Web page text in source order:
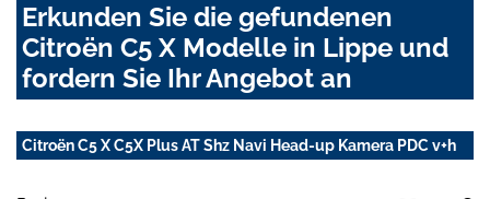
Erkunden Sie die gefundenen
Citroën C5 X Modelle in Lippe und
fordern Sie Ihr Angebot an
Citroën C5 X C5X Plus AT Shz Navi Head-up Kamera PDC v+h